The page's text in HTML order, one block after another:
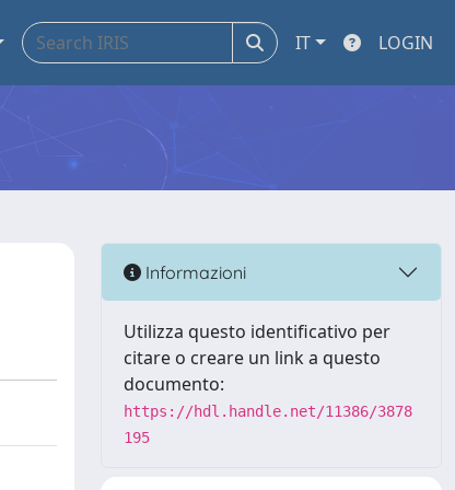
IT LOGIN
Informazioni
Utilizza questo identificativo per
citare o creare un link a questo
documento:
https://hdl.handle.net/11386/3878
195